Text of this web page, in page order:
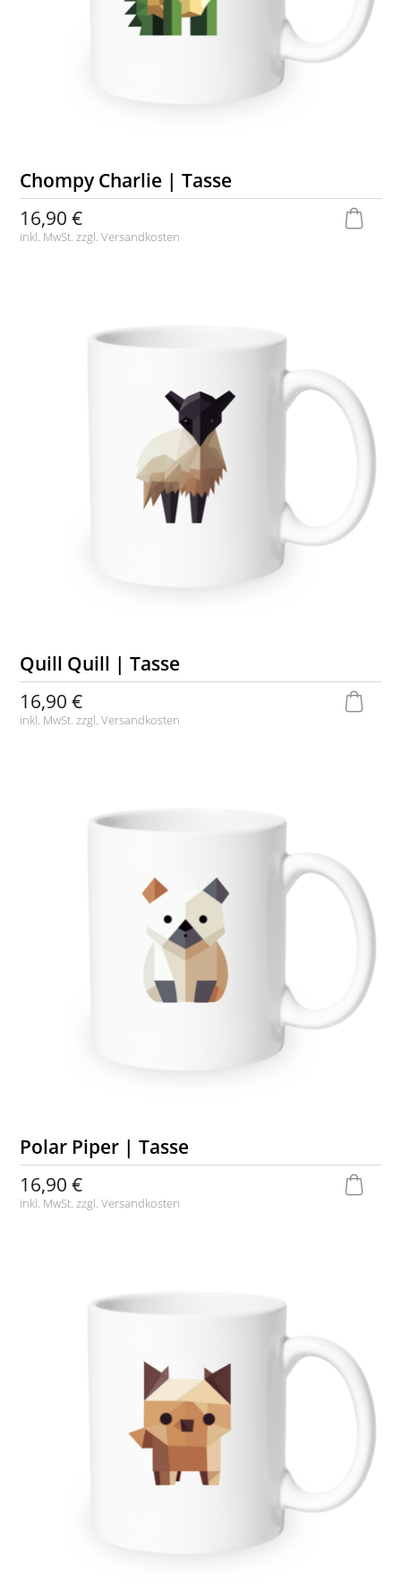
Chompy Charlie | Tasse
16,90 €
inkl. MwSt. zzgl.Versandkosten
Quill Quill | Tasse
16,90 €
inkl. MwSt. zzgl.Versandkosten
Polar Piper | Tasse
16,90 €
inkl. MwSt. zzgl.Versandkosten